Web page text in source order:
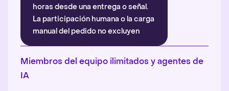
horas desde una entrega o señal.
La participación humana o la carga
manual del pedido no excluyen
automáticamente la atribución.
Más información
Miembros del equipo ilimitados y agentes de
IA